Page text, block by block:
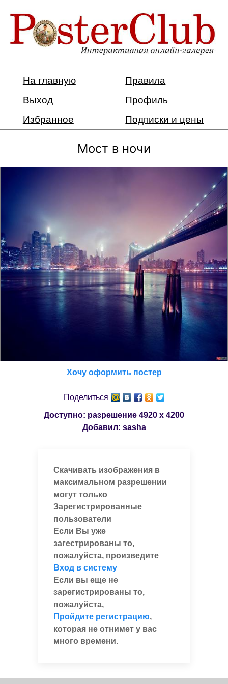
На главную
Правила
Выход
Профиль
Избранное
Подписки и цены
Мост в ночи
Хочу оформить постер
Поделиться
Доступно: разрешение 4920 x 4200
Добавил: sasha
Скачивать изображения в
максимальном разрешении
могут только
Зарегистрированные
пользователи
Если Вы уже
загестрированы то,
пожалуйста, произведите
Вход в систему
Если вы еще не
зарегистрированы то,
пожалуйста,
Пройдите регистрацию,
которая не отнимет у вас
много времени.